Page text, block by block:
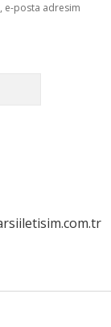
e-posta adresim